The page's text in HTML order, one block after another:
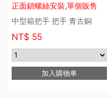
正面鎖螺絲安裝,單個販售
中型箱把手 把手 青古銅
NT$ 55
加入購物車